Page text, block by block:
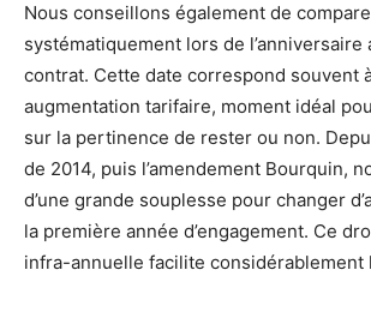
Nous conseillons également de
systématiquement lors de l’anniversaire
contrat. Cette date correspond souvent
augmentation tarifaire, moment idéal
sur la pertinence de rester ou non.
de 2014, puis l’amendement Bourquin,
d’une grande souplesse pour changer
la première année d’engagement. Ce
infra-annuelle facilite considérablement